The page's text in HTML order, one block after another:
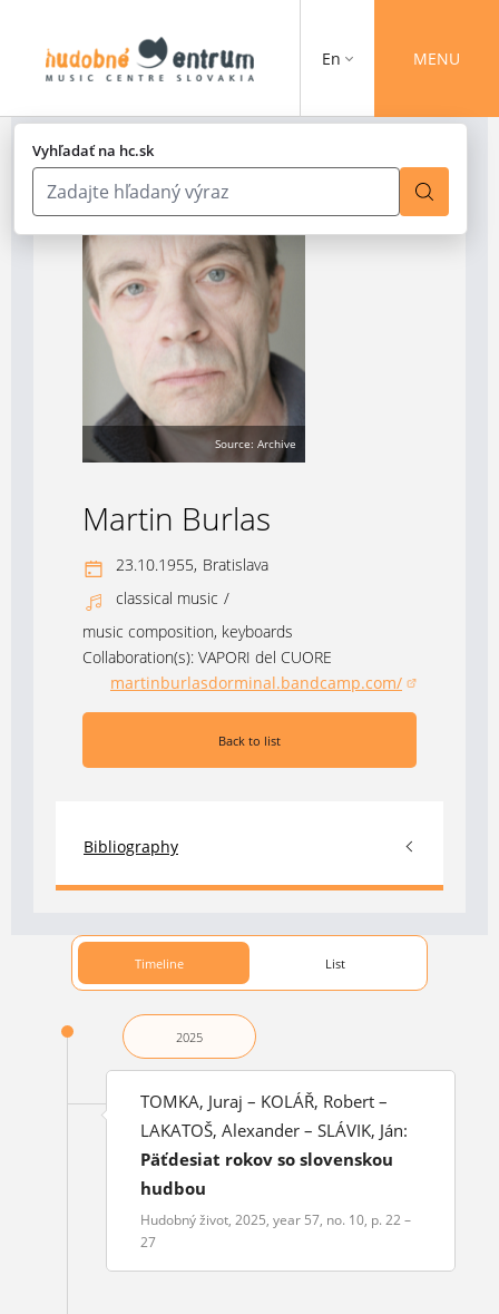
Vyhľadať na hc.sk
En MENU
Source: Archive
Martin Burlas
23.10.1955, Bratislava
classical music /
music composition, keyboards
Collaboration(s): VAPORI del CUORE
martinburlasdorminal.bandcamp.com/
(opens in a new window)
Back to list
Bibliography
Timeline List
2025
TOMKA, Juraj – KOLÁŘ, Robert –
LAKATOŠ, Alexander – SLÁVIK, Ján:
Päťdesiat rokov so slovenskou
hudbou
Hudobný život, 2025, year 57, no. 10, p. 22 –
27